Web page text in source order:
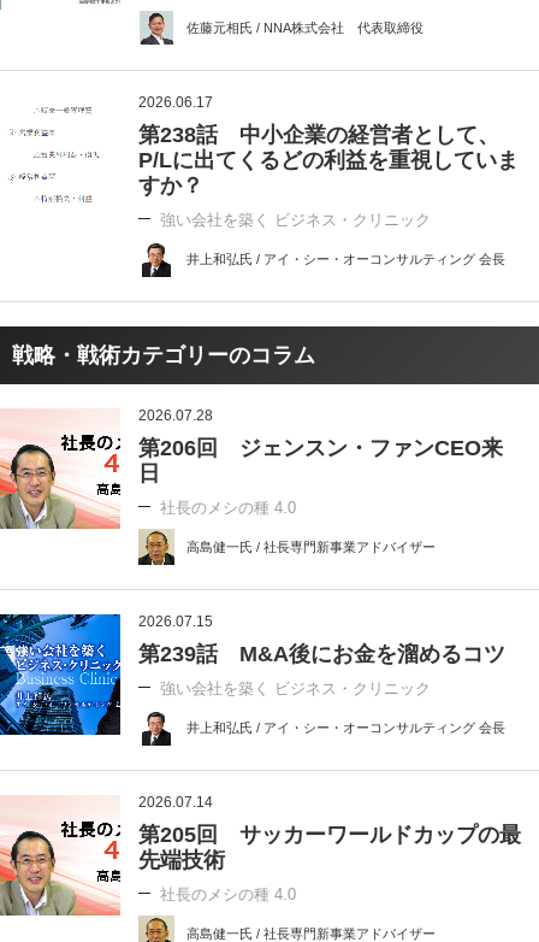
佐藤元相氏 / NNA株式会社 代表取締役
2026.06.17
第238話 中小企業の経営者として、
P/Lに出てくるどの利益を重視していま
すか？
強い会社を築く ビジネス・クリニック
井上和弘氏 / アイ・シー・オーコンサルティング 会長
戦略・戦術カテゴリーのコラム
2026.07.28
第206回 ジェンスン・ファンCEO来
日
社長のメシの種 4.0
高島健一氏 / 社長専門新事業アドバイザー
2026.07.15
第239話 M&A後にお金を溜めるコツ
強い会社を築く ビジネス・クリニック
井上和弘氏 / アイ・シー・オーコンサルティング 会長
2026.07.14
第205回 サッカーワールドカップの最
先端技術
社長のメシの種 4.0
高島健一氏 / 社長専門新事業アドバイザー